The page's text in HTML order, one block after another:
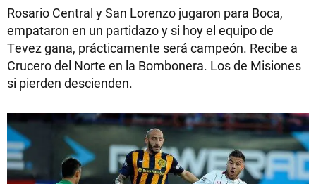
Rosario Central y San Lorenzo jugaron para Boca,
empataron en un partidazo y si hoy el equipo de
Tevez gana, prácticamente será campeón. Recibe a
Crucero del Norte en la Bombonera. Los de Misiones
si pierden descienden.